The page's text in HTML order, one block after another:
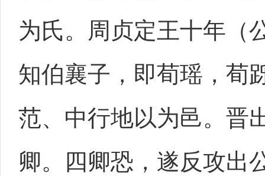
为氏。周贞定王十年（
知伯襄子，即荀瑶，荀
范、中行地以为邑。晋
卿。四卿恐，遂反攻出